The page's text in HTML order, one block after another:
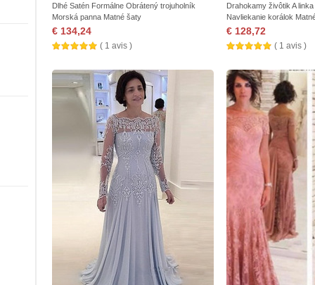
Dlhé Satén Formálne Obrátený trojuholník
Morská panna Matné šaty
€ 134,24
( 1 avis )
Drahokamy živôtik A
Navliekanie korálok
€ 128,72
( 1 avis )